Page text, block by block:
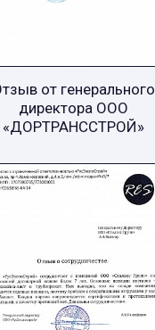
от генерального
директора ООО
«ДОРТРАНССТРОЙ»